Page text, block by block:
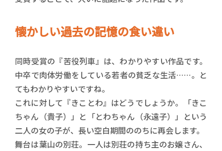
懐かしい過去の記憶の食い違い
同時受賞の『苦役列車』は、わかりやすい作品です。
中卒で肉体労働をしている若者の貧乏な生活……。と
てもわかりやすいですね。
これに対して『きことわ』はどうでしょうか。「きこ
ちゃん（貴子）」と「とわちゃん（永遠子）」という
二人の女の子が、長い空白期間ののちに再会します。
舞台は葉山の別荘。一人は別荘の持ち主のお嬢さん、